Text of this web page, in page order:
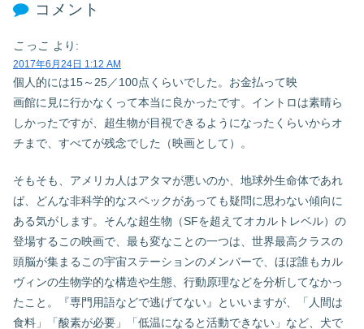
コメント
こっこ より:
2017年6月24日 1:12 AM
個人的には15～25／100点くらいでした。お金払って映
画館に見に行かなくって本当に良かったです。イントロは素晴ら
しかったですが、超生物が目視できるようになったくらいからオ
チまで、すべてが残念でした（映画として）。
そもそも、アメリカ人はアタマが悪いのか、地球外生命体であれ
ば、どんな非科学的なスペックがあっても疑問に思わない傾向に
ある気がします。そんな超生物（SFを超えてオカルトレベル）の
登場するこの映画で、最も変なことの一つは、世界最高クラスの
頭脳が集まるこの宇宙ステーションのメンバーで、ほぼ誰もカル
ヴィンの生物学的な構造や生態、行動原理などを分析してなかっ
たこと。『専門用語などで逃げてない』といいますが、「人間は
食料」「酸素が必要」「低温になると活動できない」など、犬で